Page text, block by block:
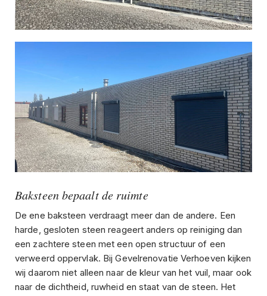
Baksteen bepaalt de ruimte
De ene baksteen verdraagt meer dan de andere. Een
harde, gesloten steen reageert anders op reiniging dan
een zachtere steen met een open structuur of een
verweerd oppervlak. Bij Gevelrenovatie Verhoeven kijken
wij daarom niet alleen naar de kleur van het vuil, maar ook
naar de dichtheid, ruwheid en staat van de steen. Het